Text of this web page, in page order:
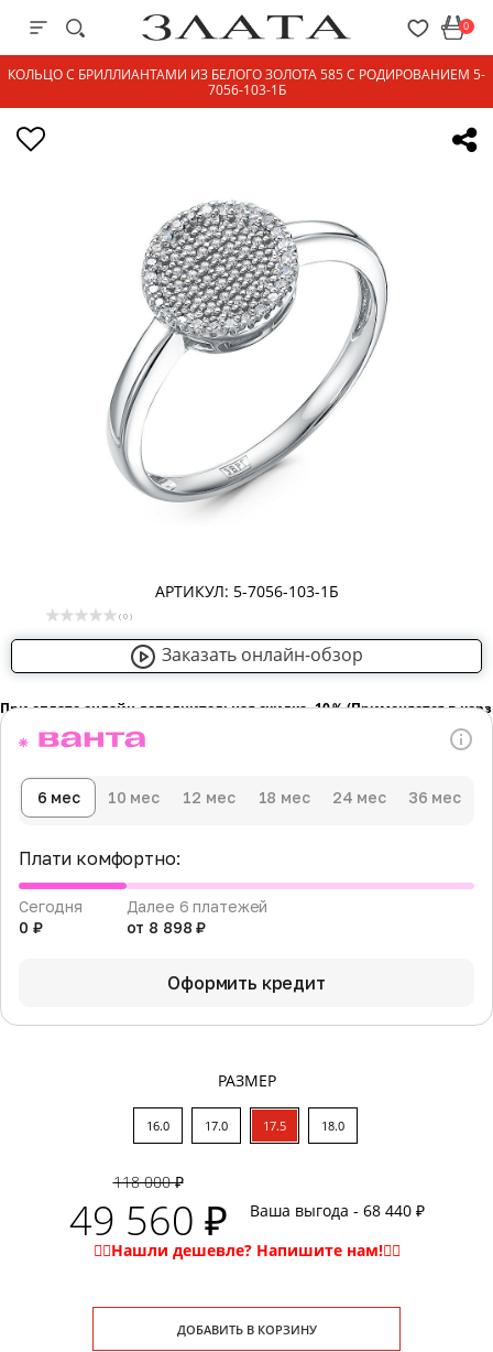
0
КОЛЬЦО С БРИЛЛИАНТАМИ ИЗ БЕЛОГО ЗОЛОТА 585 С РОДИРОВАНИЕМ 5-
7056-103-1Б
АРТИКУЛ: 5-7056-103-1Б
( 0 )
Заказать онлайн-обзор
При оплате онлайн дополнительная скидка -10％ (Применяется в
118 000 ₽
49 560 ₽ Ваша выгода - 68 440 ₽
6 мес 10 мес 12 мес 18 мес 24 мес 36 мес
Плати комфортно:
Сегодня
0 ₽
Далее 6 платежей
от 8 898 ₽
Оформить кредит
РАЗМЕР
16.0 17.0 17.5 18.0
ДОБАВИТЬ В КОРЗИНУ